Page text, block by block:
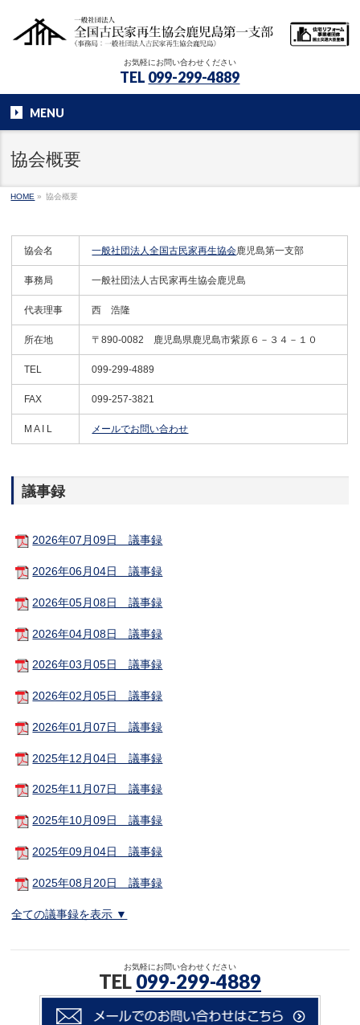
お気軽にお問い合わせください
TEL 099-299-4889
MENU
協会概要
HOME » 協会概要
協会名 一般社団法人全国古民家再生協会鹿児島第一支部
事務局 一般社団法人古民家再生協会鹿児島
代表理事 西 浩隆
所在地 〒890-0082 鹿児島県鹿児島市紫原６－３４－１０
TEL 099-299-4889
FAX 099-257-3821
M A I L メールでお問い合わせ
議事録
2026年07月09日 議事録
2026年06月04日 議事録
2026年05月08日 議事録
2026年04月08日 議事録
2026年03月05日 議事録
2026年02月05日 議事録
2026年01月07日 議事録
2025年12月04日 議事録
2025年11月07日 議事録
2025年10月09日 議事録
2025年09月04日 議事録
2025年08月20日 議事録
全ての議事録を表示 ▼
お気軽にお問い合わせください
TEL 099-299-4889